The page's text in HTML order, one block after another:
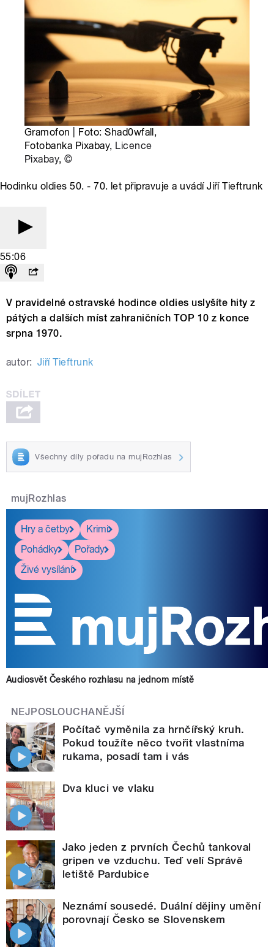
Gramofon | Foto: Shad0wfall,
Fotobanka Pixabay, Licence
Pixabay,©
Hodinku oldies 50. - 70. let připravuje a uvádí Jiří Tieftrunk
55:06
V pravidelné ostravské hodince oldies uslyšíte hity z
pátých a dalších míst zahraničních TOP 10 z konce
srpna 1970.
autor: Jiří Tieftrunk
Všechny díly pořadu na mujRozhlas
mujRozhlas
Hry a četby
Krimi
Pohádky
Pořady
Živé vysílání
Audiosvět Českého rozhlasu na jednom místě
NEJPOSLOUCHANĚJŠÍ
Počítač vyměnila za hrnčířský kruh.
Pokud toužíte něco tvořit vlastníma
rukama, posadí tam i vás
Dva kluci ve vlaku
Jako jeden z prvních Čechů tankoval
gripen ve vzduchu. Teď velí Správě
letiště Pardubice
Neznámí sousedé. Duální dějiny umění
porovnají Česko se Slovenskem